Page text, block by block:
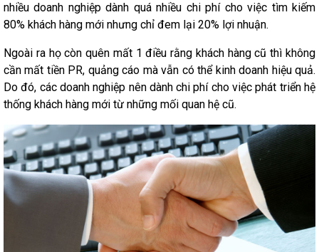
nhiều doanh nghiệp dành quá nhiều chi phí cho việc tìm kiếm
80% khách hàng mới nhưng chỉ đem lại 20% lợi nhuận.
Ngoài ra họ còn quên mất 1 điều rằng khách hàng cũ thì không
cần mất tiền PR, quảng cáo mà vẫn có thể kinh doanh hiệu quả.
Do đó, các doanh nghiệp nên dành chi phí cho việc phát triển hệ
thống khách hàng mới từ những mối quan hệ cũ.